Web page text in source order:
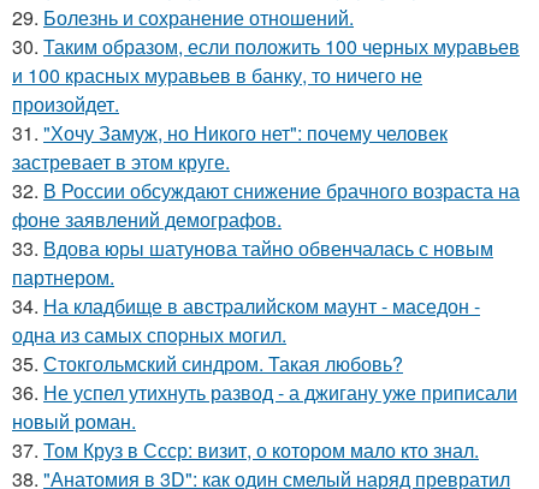
29. Болезнь и сохранение отношений.
30. Таким образом, если положить 100 черных муравьев
и 100 красных муравьев в банку, то ничего не
произойдет.
31. "Хочу Замуж, но Никого нет": почему человек
застревает в этом круге.
32. В России обсуждают снижение брачного возраста на
фоне заявлений демографов.
33. Вдова юры шатунова тайно обвенчалась с новым
партнером.
34. На кладбище в австpалийском маунт - маседон -
одна из самых спopных могил.
35. Стокгольмский синдром. Такая любовь?
36. Не успел утихнуть развод - а джигану уже приписали
новый роман.
37. Том Круз в Ссср: визит, о котором мало кто знал.
38. "Анатомия в 3D": как один смелый наряд превратил